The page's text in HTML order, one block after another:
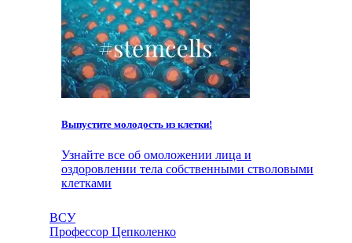
Выпустите молодость из клетки!
Узнайте все об омоложении лица и
оздоровлении тела собственными стволовыми
клетками
ВСУ
Профессор Цепколенко